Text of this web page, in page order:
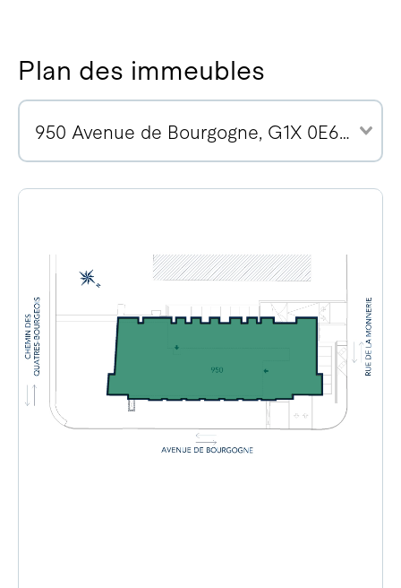
Plan des immeubles
950 Avenue de Bourgogne, G1X 0E6 (10)